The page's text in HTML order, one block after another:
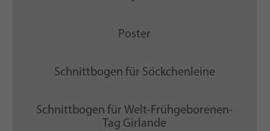
Poster
Schnittbogen für Söckchenleine
Schnittbogen für Welt-Frühgeborenen-
Tag Girlande